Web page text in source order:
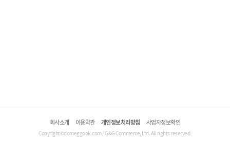
회사소개 이용약관 개인정보처리방침 사업자정보확인
Copyright©domeggook.com / G&G Commerce, Ltd. All rights reserved.